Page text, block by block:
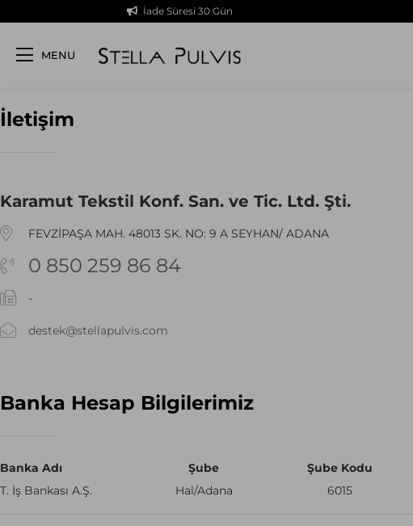
İade Süresi 30 Gün
MENU
İletişim
Karamut Tekstil Konf. San. ve Tic. Ltd. Şti.
FEVZİPAŞA MAH. 48013 SK. NO: 9 A SEYHAN/ ADANA
0 850 259 86 84
-
destek@stellapulvis.com
Banka Hesap Bilgilerimiz
Banka Adı
T. İş Bankası A.Ş.
Şube
Hal/Adana
Şube Kodu
6015